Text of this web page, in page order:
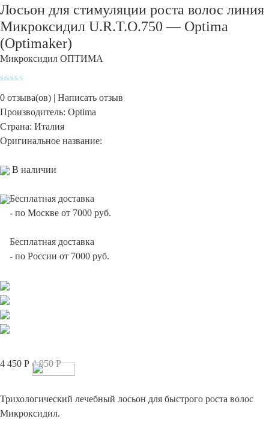
Лосьон для стимуляции роста волос линия
Микроксидил U.R.T.O.750 — Optima
(Optimaker)
Микроксидил ОПТИМА
0 отзыва(ов) | Написать отзыв
Производитель: Optima
Страна: Италия
Оригинальное название:
В наличии
Бесплатная доставка
- по Москве от 7000 руб.
Бесплатная доставка
- по России от 7000 руб.
4 450 Р 4 950Р
Трихологический лечебный лосьон для быстрого роста волос
Микроксидил.